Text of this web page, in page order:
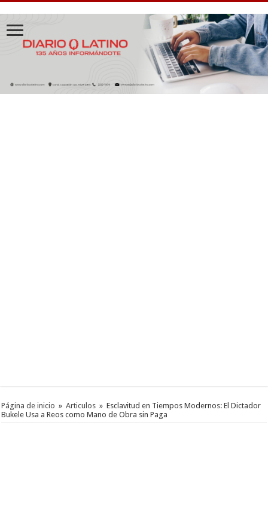
Página de inicio » Articulos » Esclavitud en Tiempos Modernos: El Dictador
Bukele Usa a Reos como Mano de Obra sin Paga